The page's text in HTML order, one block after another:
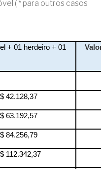
( * para outros casos
+ 01 herdeiro + 01
42.128,37
63.192,57
84.256,79
112.342,37